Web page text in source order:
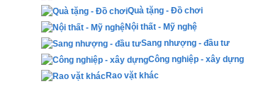
Quà tặng - Đồ chơi
Nội thất - Mỹ nghệ
Sang nhượng - đầu tư
Công nghiệp - xây dựng
Rao vặt khác